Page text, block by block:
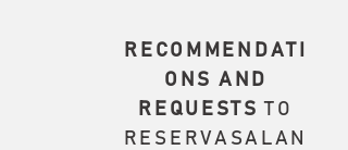
RECOMMENDATI
ONS AND
REQUESTS TO
RESERVASALAN